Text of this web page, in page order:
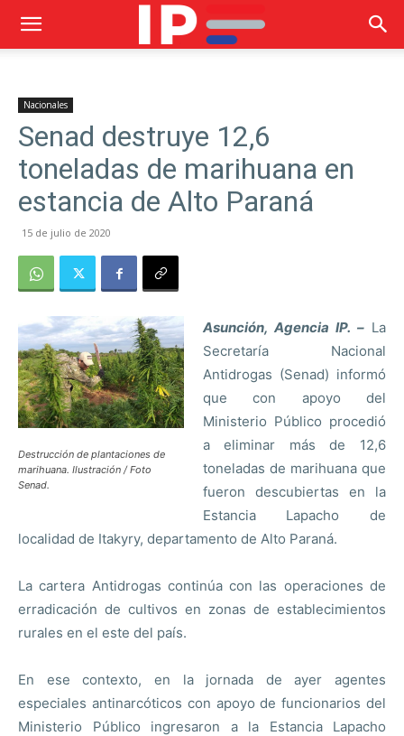
Nacionales
Senad destruye 12,6
toneladas de marihuana en
estancia de Alto Paraná
15 de julio de 2020
Destrucción de plantaciones de
marihuana. Ilustración / Foto
Senad.
Asunción, Agencia IP. –La
Secretaría Nacional
Antidrogas (Senad) informó
que con apoyo del
Ministerio Público procedió
a eliminar más de 12,6
toneladas de marihuana que
fueron descubiertas en la
Estancia Lapacho de
localidad de Itakyry, departamento de Alto Paraná.
La cartera Antidrogas continúa con las operaciones de
erradicación de cultivos en zonas de establecimientos
rurales en el este del país.
En ese contexto, en la jornada de ayer agentes
especiales antinarcóticos con apoyo de funcionarios del
Ministerio Público ingresaron a la Estancia Lapacho